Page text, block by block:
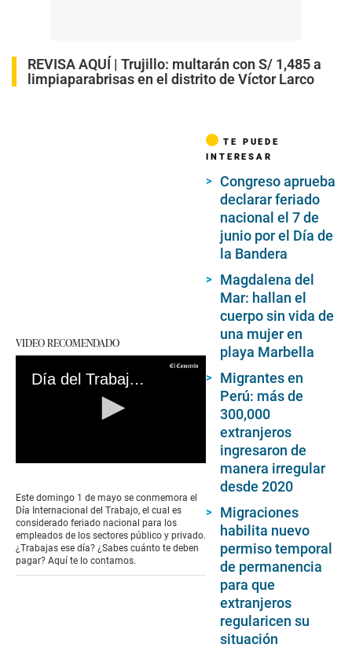
REVISA AQUÍ | Trujillo: multarán con S/ 1,485 a
limpiaparabrisas en el distrito de Víctor Larco
VIDEO RECOMENDADO
Día del Trabajo 2023: ¿Cuánto deben pagarte si laboras el feriado 1 de mayo?
of
0
seconds
Este domingo 1 de mayo se conmemora el
Día Internacional del Trabajo, el cual es
considerado feriado nacional para los
empleados de los sectores público y privado.
¿Trabajas ese día? ¿Sabes cuánto te deben
pagar? Aquí te lo contamos.
TE PUEDE
INTERESAR
Congreso aprueba
declarar feriado
nacional el 7 de
junio por el Día de
la Bandera
Magdalena del
Mar: hallan el
cuerpo sin vida de
una mujer en
playa Marbella
Migrantes en
Perú: más de
300,000
extranjeros
ingresaron de
manera irregular
desde 2020
Migraciones
habilita nuevo
permiso temporal
de permanencia
para que
extranjeros
regularicen su
situación